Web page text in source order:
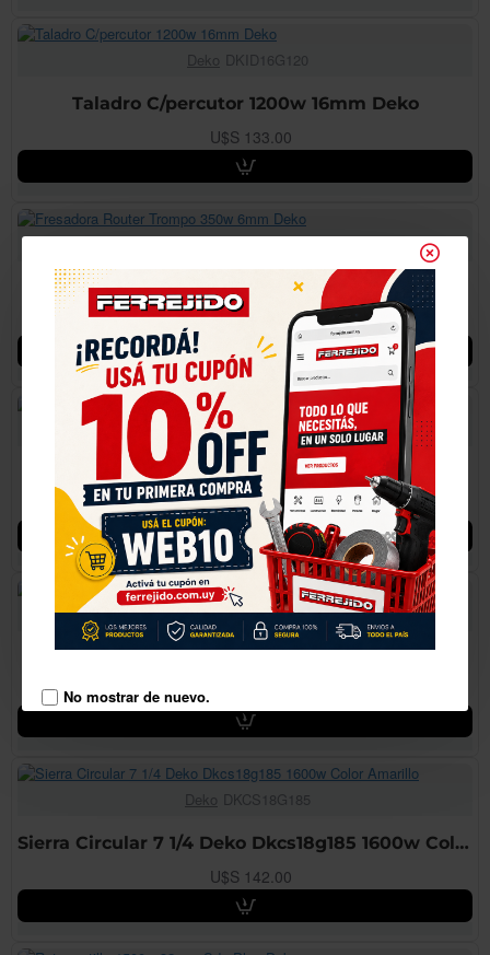
No mostrar de nuevo.
Deko DKID16G120
Taladro C/percutor 1200w 16mm Deko
U$S 133.00
Fresadora Router Trompo 350w 6mm Deko
$2760
Deko DKAG180XP220
Amoladora Angular 7 2200w Deko
U$S 158.00
Deko DKAG180XP220
Deko DKCS18G185
Sierra Circular 7 1/4 Deko Dkcs18g185 1600w Color Amarillo
U$S 142.00